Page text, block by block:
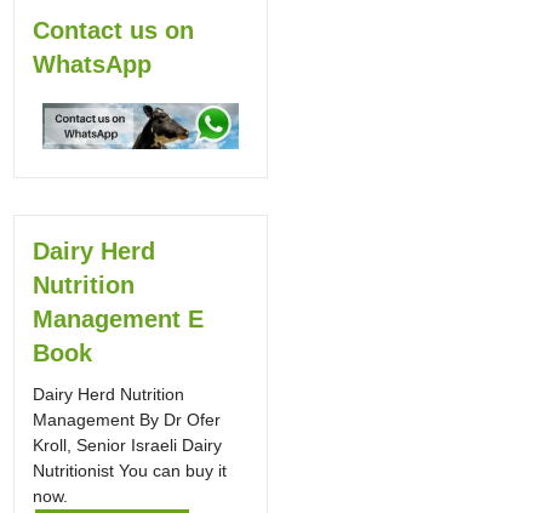
Contact us on
WhatsApp
Dairy Herd
Nutrition
Management E
Book
Dairy Herd Nutrition
Management By Dr Ofer
Kroll, Senior Israeli Dairy
Nutritionist You can buy it
now.